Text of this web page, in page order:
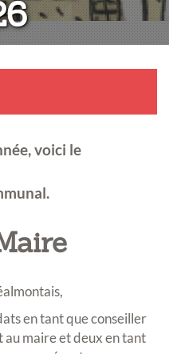
voici le
en tant que conseiller
au maire et deux en tant